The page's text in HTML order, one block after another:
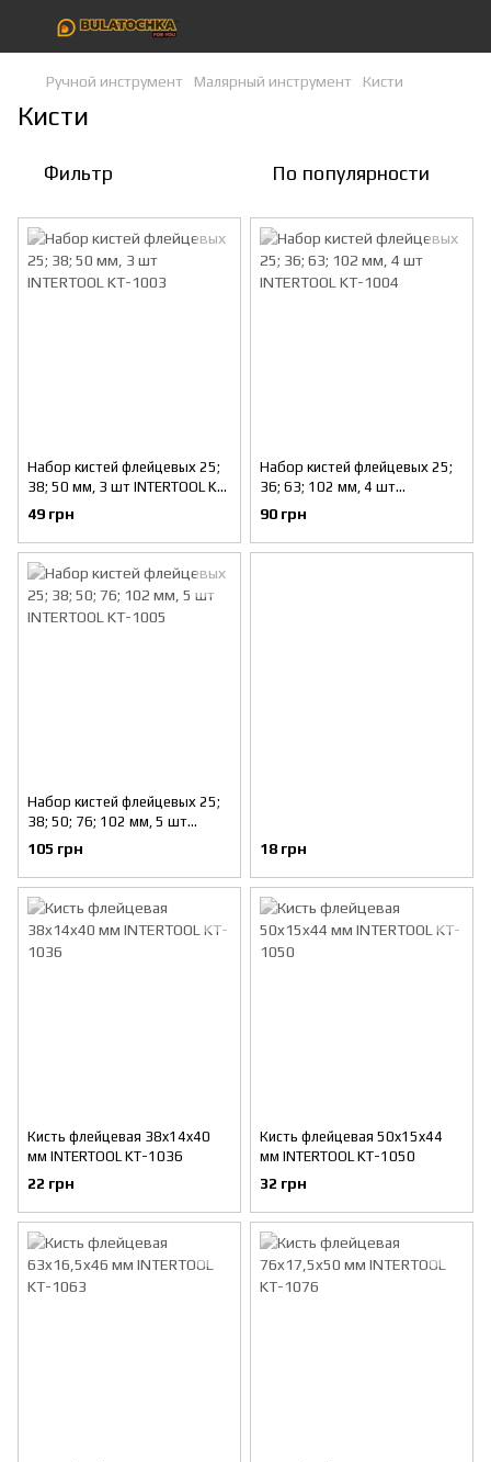
Ручной инструмент Малярный инструмент Кисти
Кисти
Фильтр По популярности
Набор кистей флейцевых 25;
38; 50 мм, 3 шт INTERTOOL KT-
1003
49 грн
Набор кистей флейцевых 25;
36; 63; 102 мм, 4 шт
INTERTOOL KT-1004
90 грн
Набор кистей флейцевых 25;
38; 50; 76; 102 мм, 5 шт
INTERTOOL KT-1005
105 грн 18 грн
Кисть флейцевая 38x14x40
мм INTERTOOL KT-1036
22 грн
Кисть флейцевая 50x15x44
мм INTERTOOL KT-1050
32 грн